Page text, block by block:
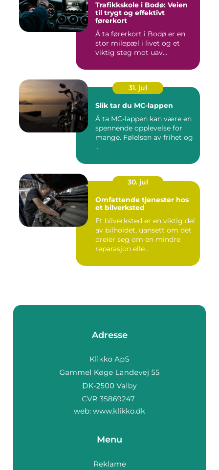
Trafikkskole i Bodø: Veien
til trygt og effektivt
førerkort
Å ta førerkort i Bodø er en
stor milepæl i livet og et
viktig steg mot uav...
31. jul
Slik tar du MC-lappen
Å ta MC-lappen kan være en
spennende opplevelse for
mange. Følelsen av frihet og
...
30. jul
Omfattende tjenester hos
et bilverksted
Et bilverksted er en viktig del
av bilholdet, uansett om det
dreier seg om en mindre
reparasjon elle...
Adresse
web: www.klikko.dk
Menu
Reklame